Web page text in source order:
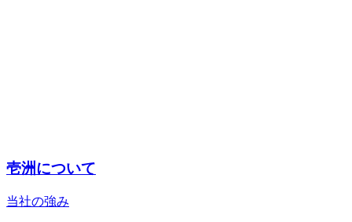
壱洲について
当社の強み